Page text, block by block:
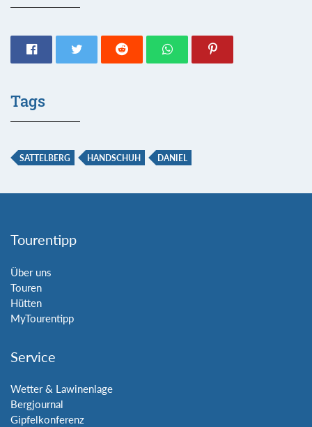
Tags
SATTELBERG HANDSCHUH DANIEL
Tourentipp
Über uns
Touren
Hütten
MyTourentipp
Service
Wetter & Lawinenlage
Bergjournal
Gipfelkonferenz